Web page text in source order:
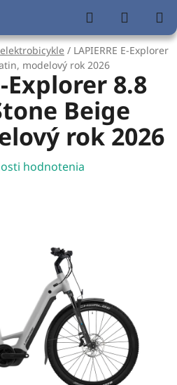
Hľadať
KOŠÍK
/ LAPIERRE E-Explorer
modelový rok 2026
Explorer 8.8
Beige
rok 2026
hodnotenia